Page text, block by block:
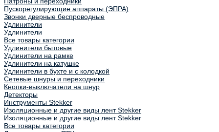
Пускорегулирующие аппараты (ЭПРА)
Звонки дверные беспроводные
Удлинители
Удлинители
Все товары категории
Удлинители бытовые
Удлинители на рамке
Удлинители на катушке
Удлинители в бухте и с колодкой
Сетевые шнуры и переходники
Кнопки-выключатели на шнур
Детекторы
Инструменты Stekker
Изоляционные и другие виды лент Stekker
Изоляционные и другие виды лент Stekker
Все товары категории